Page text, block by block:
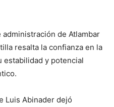
de Atlambar
resalta la confianza en la
estabilidad y potencial
Luis Abinader dejó